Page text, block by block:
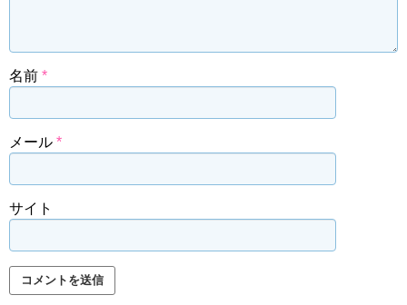
名前 *
メール *
サイト